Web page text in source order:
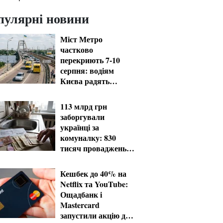
новини
Міст Метро
частково
перекриють 7-10
серпня: водіям
Києва радять
113 млрд грн
заборгували
українці за
комуналку: 830
тисяч проваджень у
Кешбек до 40% на
Netflix та YouTube:
Ощадбанк і
Mastercard
запустили акцію до